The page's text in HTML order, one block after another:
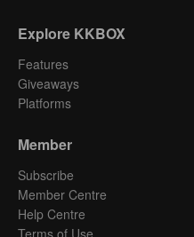
Explore KKBOX
Features
Giveaways
Platforms
Member
Subscribe
Member Centre
Help Centre
Terms of Use